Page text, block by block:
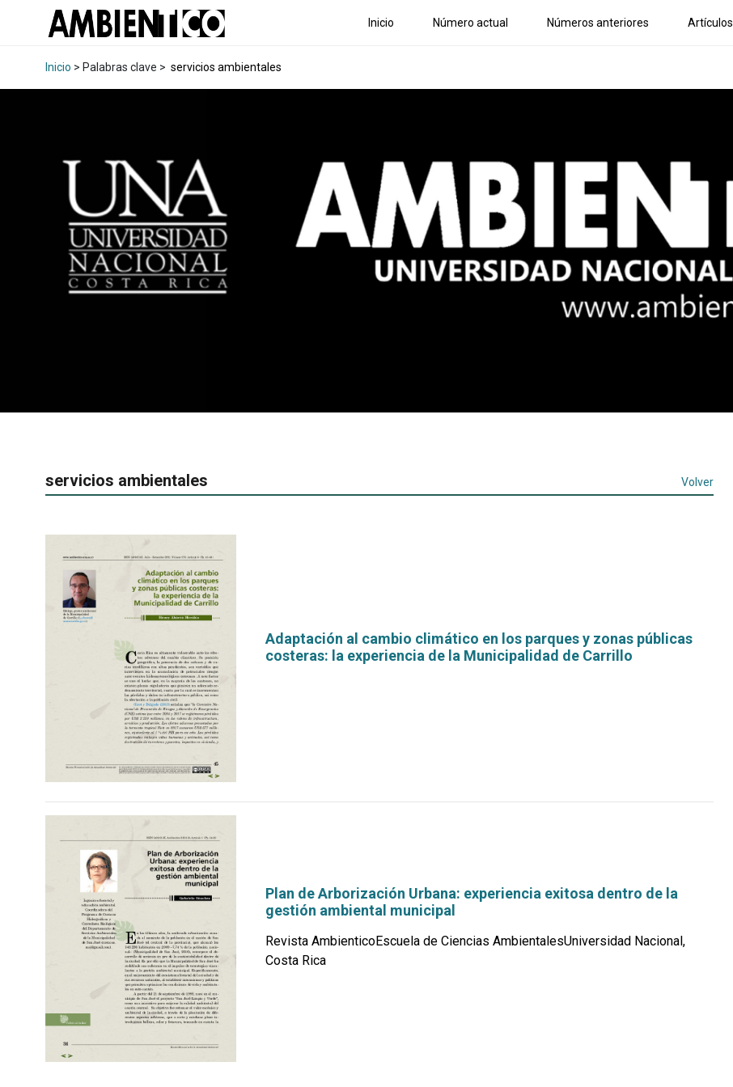
Inicio Número actual Números anteriores Artículos
Inicio > Palabras clave > servicios ambientales
servicios ambientales Volver
Adaptación al cambio climático en los parques y zonas públicas
costeras: la experiencia de la Municipalidad de Carrillo
Plan de Arborización Urbana: experiencia exitosa dentro de la
gestión ambiental municipal
Revista AmbienticoEscuela de Ciencias AmbientalesUniversidad Nacional,
Costa Rica